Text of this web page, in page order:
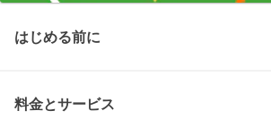
はじめる前に
料金とサービス